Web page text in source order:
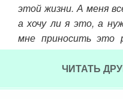
этой жизни. А меня
а хочу ли я это, а
мне приносить это
взрослой
отбили желание
Читать далее »
ЧИТАТЬ